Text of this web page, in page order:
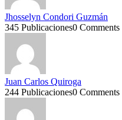
Jhosselyn Condori Guzmán
345 Publicaciones0 Comments
Juan Carlos Quiroga
244 Publicaciones0 Comments